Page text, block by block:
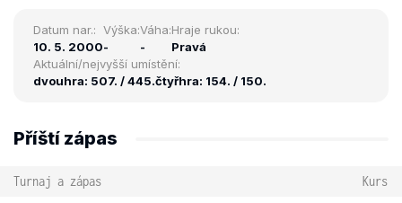
Datum nar.:
10. 5. 2000
Výška:
-
Váha:
-
Hraje rukou:
Pravá
Aktuální/nejvyšší umístění:
dvouhra: 507. / 445.čtyřhra: 154. / 150.
Příští zápas
Turnaj a zápas Kurs